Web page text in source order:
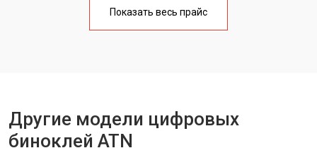
от 2000 ₽
Замена матрицы
Показать весь прайс
Другие модели цифровых
биноклей ATN